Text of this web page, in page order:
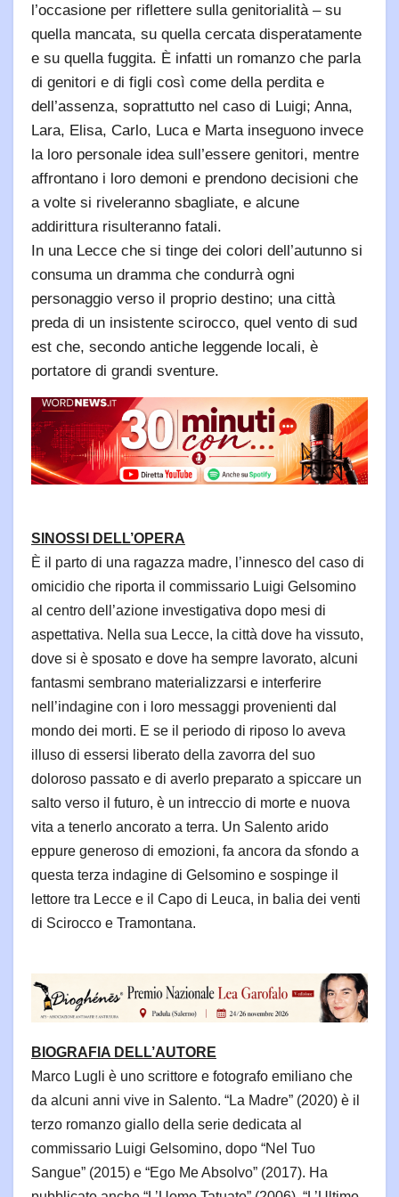
l’occasione per riflettere sulla genitorialità – su
quella mancata, su quella cercata disperatamente
e su quella fuggita. È infatti un romanzo che parla
di genitori e di figli così come della perdita e
dell’assenza, soprattutto nel caso di Luigi; Anna,
Lara, Elisa, Carlo, Luca e Marta inseguono invece
la loro personale idea sull’essere genitori, mentre
affrontano i loro demoni e prendono decisioni che
a volte si riveleranno sbagliate, e alcune
addirittura risulteranno fatali.
In una Lecce che si tinge dei colori dell’autunno si
consuma un dramma che condurrà ogni
personaggio verso il proprio destino; una città
preda di un insistente scirocco, quel vento di sud
est che, secondo antiche leggende locali, è
portatore di grandi sventure.
SINOSSI DELL’OPERA
È il parto di una ragazza madre, l’innesco del caso di
omicidio che riporta il commissario Luigi Gelsomino
al centro dell’azione investigativa dopo mesi di
aspettativa. Nella sua Lecce, la città dove ha vissuto,
dove si è sposato e dove ha sempre lavorato, alcuni
fantasmi sembrano materializzarsi e interferire
nell’indagine con i loro messaggi provenienti dal
mondo dei morti. E se il periodo di riposo lo aveva
illuso di essersi liberato della zavorra del suo
doloroso passato e di averlo preparato a spiccare un
salto verso il futuro, è un intreccio di morte e nuova
vita a tenerlo ancorato a terra. Un Salento arido
eppure generoso di emozioni, fa ancora da sfondo a
questa terza indagine di Gelsomino e sospinge il
lettore tra Lecce e il Capo di Leuca, in balia dei venti
di Scirocco e Tramontana.
BIOGRAFIA DELL’AUTORE
Marco Lugli è uno scrittore e fotografo emiliano che
da alcuni anni vive in Salento. “La Madre” (2020) è il
terzo romanzo giallo della serie dedicata al
commissario Luigi Gelsomino, dopo “Nel Tuo
Sangue” (2015) e “Ego Me Absolvo” (2017). Ha